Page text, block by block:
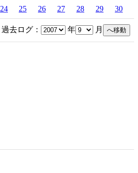
24 25 26 27 28 29 30
過去ログ： 年 月